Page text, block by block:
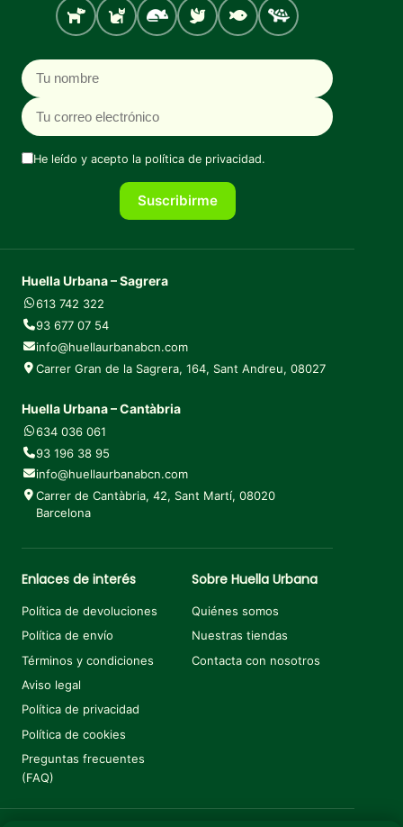
Perro Gato Roedores
Aves PecesTortugas
Nombre
Correo electrónico
He leído y acepto la política de privacidad.
Suscribirme
Huella Urbana – Sagrera
613 742 322
93 677 07 54
info@huellaurbanabcn.com
Carrer Gran de la Sagrera, 164, Sant Andreu, 08027
Huella Urbana – Cantàbria
634 036 061
93 196 38 95
info@huellaurbanabcn.com
Carrer de Cantàbria, 42, Sant Martí, 08020
Barcelona
Enlaces de interés
Política de devoluciones
Política de envío
Términos y condiciones
Aviso legal
Política de privacidad
Política de cookies
Preguntas frecuentes
(FAQ)
Sobre Huella Urbana
Quiénes somos
Nuestras tiendas
Contacta con nosotros